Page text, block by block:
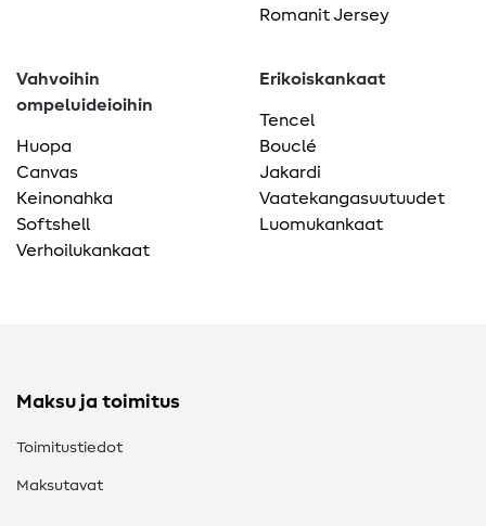
Romanit Jersey
Vahvoihin
ompeluideioihin
Huopa
Canvas
Keinonahka
Softshell
Verhoilukankaat
Erikoiskankaat
Tencel
Bouclé
Jakardi
Vaatekangasuutuudet
Luomukankaat
Maksu ja toimitus
Toimitustiedot
Maksutavat